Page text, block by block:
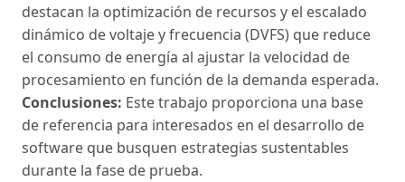
destacan la optimización de recursos y el escalado
dinámico de voltaje y frecuencia (DVFS) que reduce
el consumo de energía al ajustar la velocidad de
procesamiento en función de la demanda esperada.
Conclusiones: Este trabajo proporciona una base
de referencia para interesados en el desarrollo de
software que busquen estrategias sustentables
durante la fase de prueba.